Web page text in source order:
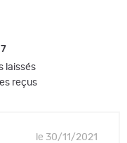
laissés
reçus
le 30/11/2021